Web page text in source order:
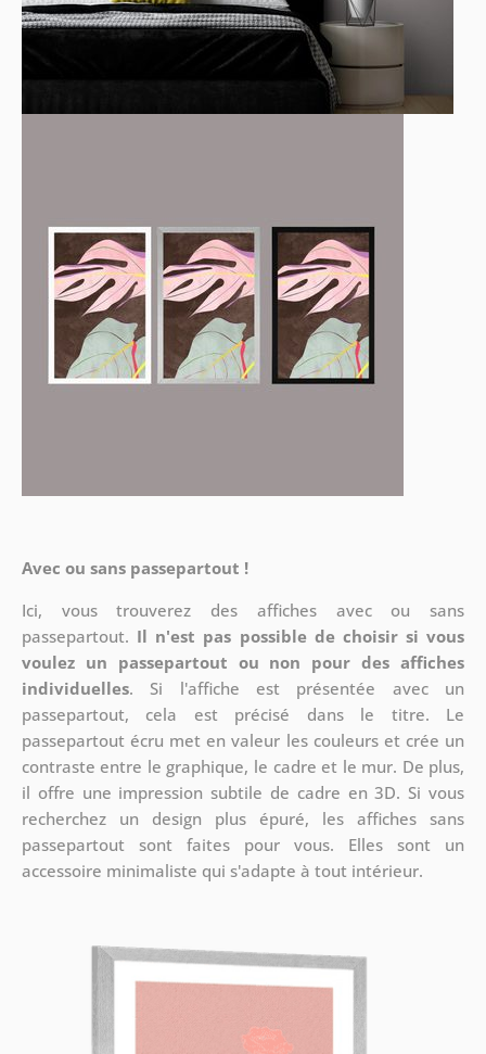
Avec ou sans passepartout !
Ici, vous trouverez des affiches avec ou sans
passepartout. Il n'est pas possible de choisir si vous
voulez un passepartout ou non pour des affiches
individuelles. Si l'affiche est présentée avec un
passepartout, cela est précisé dans le titre. Le
passepartout écru met en valeur les couleurs et crée un
contraste entre le graphique, le cadre et le mur. De plus,
il offre une impression subtile de cadre en 3D. Si vous
recherchez un design plus épuré, les affiches sans
passepartout sont faites pour vous. Elles sont un
accessoire minimaliste qui s'adapte à tout intérieur.